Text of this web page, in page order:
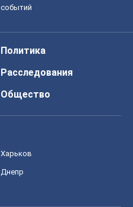
событий
Политика
Расследования
Общество
Харьков
Днепр